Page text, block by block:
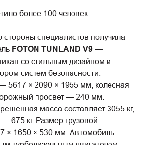
более 100 человек.
стороны специалистов получила
FOTON TUNLAND V9 —
со стильным дизайном и
систем безопасности.
5617 × 2090 × 1955 мм, колесная
просвет — 240 мм.
масса составляет 3055 кг,
675 кг. Размер грузовой
× 1650 × 530 мм. Автомобиль